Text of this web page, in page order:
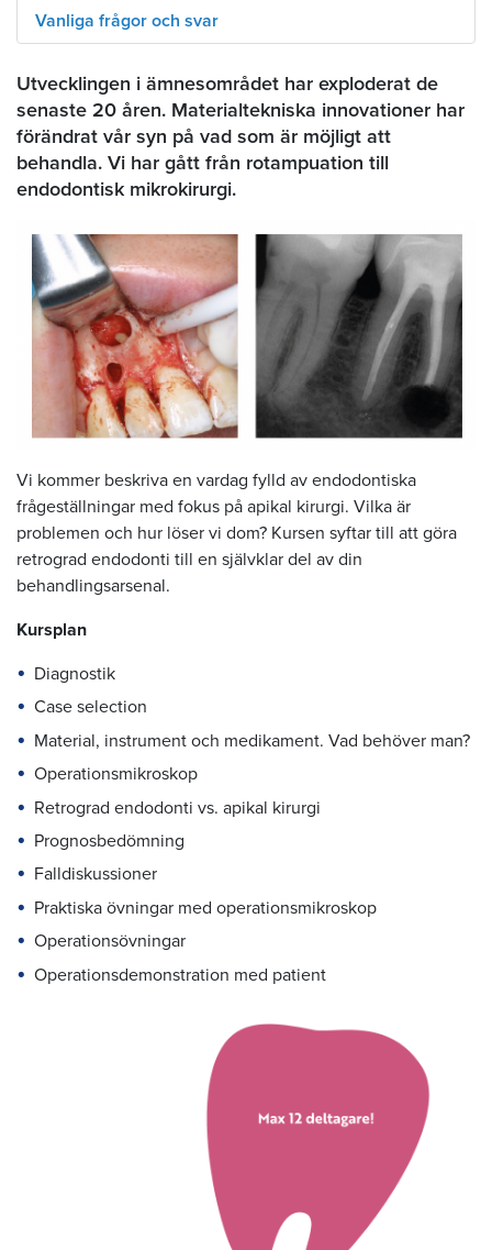
Vanliga frågor och svar
Utvecklingen i ämnesområdet har exploderat de
senaste 20 åren. Materialtekniska innovationer har
förändrat vår syn på vad som är möjligt att
behandla. Vi har gått från rotampuation till
endodontisk mikrokirurgi.
Vi kommer beskriva en vardag fylld av endodontiska
frågeställningar med fokus på apikal kirurgi. Vilka är
problemen och hur löser vi dom? Kursen syftar till att göra
retrograd endodonti till en självklar del av din
behandlingsarsenal.
Kursplan
Diagnostik
Case selection
Material, instrument och medikament. Vad behöver man?
Operationsmikroskop
Retrograd endodonti vs. apikal kirurgi
Prognosbedömning
Falldiskussioner
Praktiska övningar med operationsmikroskop
Operationsövningar
Operationsdemonstration med patient